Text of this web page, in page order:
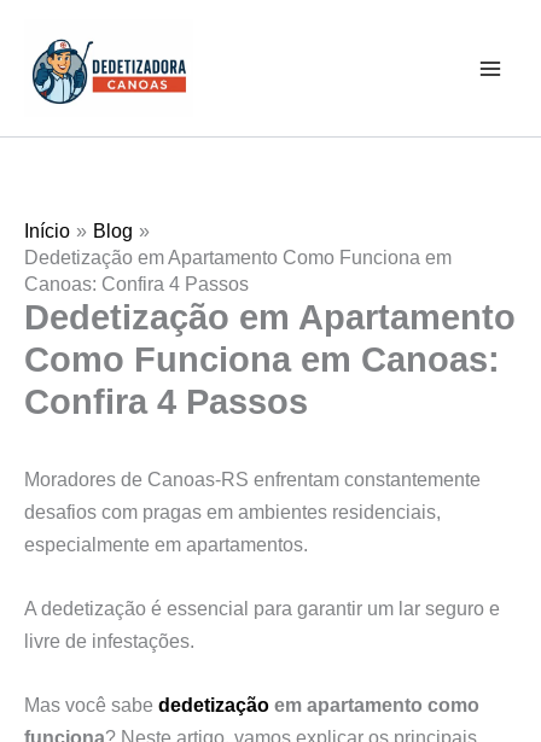
Início
Blog
Dedetização em Apartamento Como Funciona em
Canoas: Confira 4 Passos
Dedetização em Apartamento
Como Funciona em Canoas:
Confira 4 Passos
Moradores de Canoas-RS enfrentam constantemente
desafios com pragas em ambientes residenciais,
especialmente em apartamentos.
A dedetização é essencial para garantir um lar seguro e
livre de infestações.
Mas você sabe dedetização em apartamento como